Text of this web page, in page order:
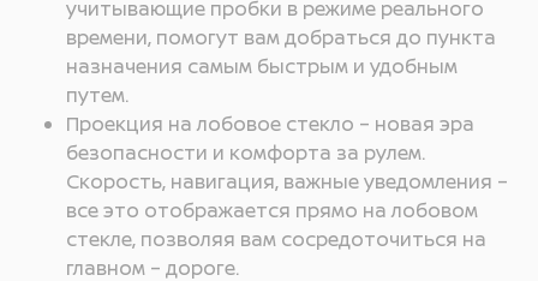
учитывающие пробки в режиме реального
времени, помогут вам добраться до пункта
назначения самым быстрым и удобным
путем.
Проекция на лобовое стекло – новая эра
безопасности и комфорта за рулем.
Скорость, навигация, важные уведомления –
все это отображается прямо на лобовом
стекле, позволяя вам сосредоточиться на
главном – дороге.